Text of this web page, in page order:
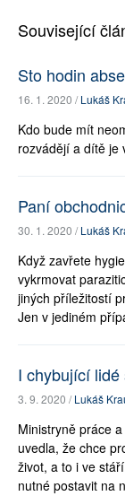
Související
Sto hodin
16. 1. 2020 /Lukáš
Kdo bude mít
rozvádějí a dítě je
Paní
30. 1. 2020 /Lukáš
Když zavřete
vykrmovat
jiných příležitostí
Jen v jediném
I chybující
3. 9. 2020 /Lukáš
Ministryně práce
uvedla, že chce
život, a to i ve
nutné postavit na